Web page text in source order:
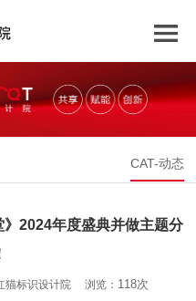
CAT-动态
2024年度盛典并做主题分
猫标识设计院 浏览： 118次